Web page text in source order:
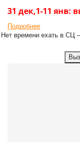
31 дек,1-11 янв:
Подробнее
Нет времени ехать в СЦ